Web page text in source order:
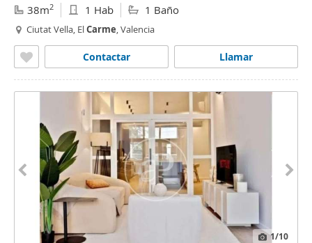
38m2 1 Hab 1 Baño
Ciutat Vella, ElCarme, Valencia
Llamar
Contactar
1/10